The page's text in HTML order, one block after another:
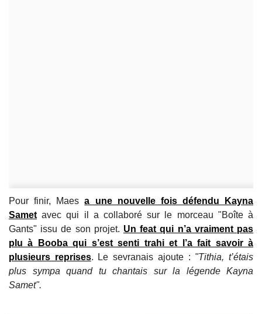
Pour finir, Maesa une nouvelle fois défendu Kayna
Samet avec qui il a collaboré sur le morceau "Boîte à
Gants" issu de son projet. Un feat qui n’a vraiment pas
plu à Booba qui s’est senti trahi et l’a fait savoir à
plusieurs reprises. Le sevranais ajoute : "Tithia, t’étais
plus sympa quand tu chantais sur la légende Kayna
Samet".